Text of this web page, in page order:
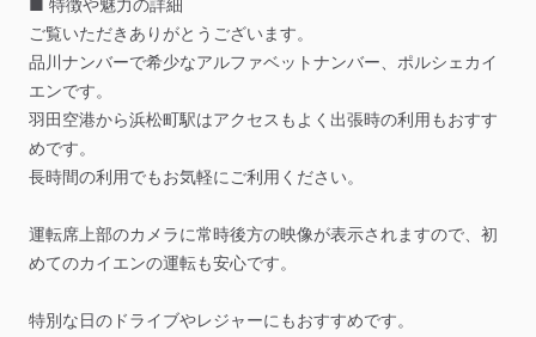
■ 特徴や魅力の詳細
ご覧いただきありがとうございます。
品川ナンバーで希少なアルファベットナンバー、ポルシェカイ
エンです。
羽田空港から浜松町駅はアクセスもよく出張時の利用もおすす
めです。
長時間の利用でもお気軽にご利用ください。
運転席上部のカメラに常時後方の映像が表示されますので、初
めてのカイエンの運転も安心です。
特別な日のドライブやレジャーにもおすすめです。